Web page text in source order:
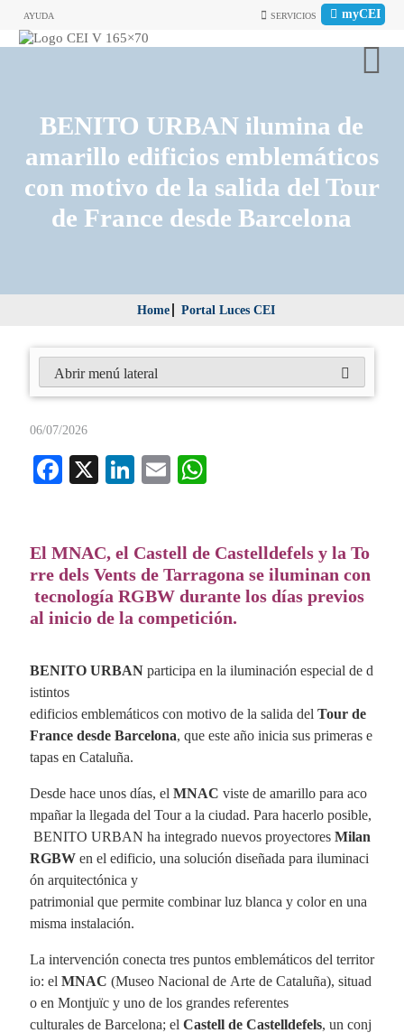
AYUDA myCEI
SERVICIOS
BENITO URBAN ilumina de
amarillo edificios emblemáticos
con motivo de la salida del Tour
de France desde Barcelona
Home Portal Luces CEI
06/07/2026
Fa
ok
X
Li
In
E
A
pp
El MNAC, el Castell de Castelldefels y la To
rre dels Vents de Tarragona se iluminan con
tecnología RGBW durante los días previos
al inicio de la competición.
BENITO URBAN participa en la iluminación especial de d
istintos
edificios emblemáticos con motivo de la salida del Tour de
France desde Barcelona, que este año inicia sus primeras e
tapas en Cataluña.
Desde hace unos días, el MNAC viste de amarillo para aco
mpañar la llegada del Tour a la ciudad. Para hacerlo posible,
BENITO URBAN ha integrado nuevos proyectores Milan
RGBW en el edificio, una solución diseñada para iluminaci
ón arquitectónica y
patrimonial que permite combinar luz blanca y color en una
misma instalación.
La intervención conecta tres puntos emblemáticos del territor
io: el MNAC (Museo Nacional de Arte de Cataluña), situad
o en Montjuïc y uno de los grandes referentes
culturales de Barcelona; el Castell de Castelldefels, un conj
Abrir menú lateral